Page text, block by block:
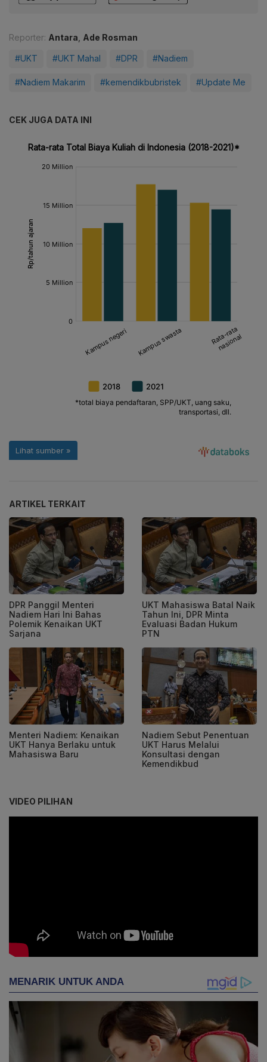
Reporter: Antara, Ade Rosman
#UKT #UKT Mahal #DPR #Nadiem
#Nadiem Makarim #kemendikbubristek #Update Me
CEK JUGA DATA INI
ARTIKEL TERKAIT
DPR Panggil Menteri
Nadiem Hari Ini Bahas
Polemik Kenaikan UKT
Sarjana
UKT Mahasiswa Batal Naik
Tahun Ini, DPR Minta
Evaluasi Badan Hukum
PTN
Menteri Nadiem: Kenaikan
UKT Hanya Berlaku untuk
Mahasiswa Baru
Nadiem Sebut Penentuan
UKT Harus Melalui
Konsultasi dengan
Kemendikbud
VIDEO PILIHAN